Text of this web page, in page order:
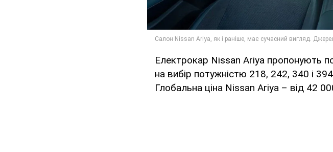
Електрокар Nissan Ariya пропонують
на вибір потужністю 218, 242, 340 і
Глобальна ціна Nissan Ariya – від 42